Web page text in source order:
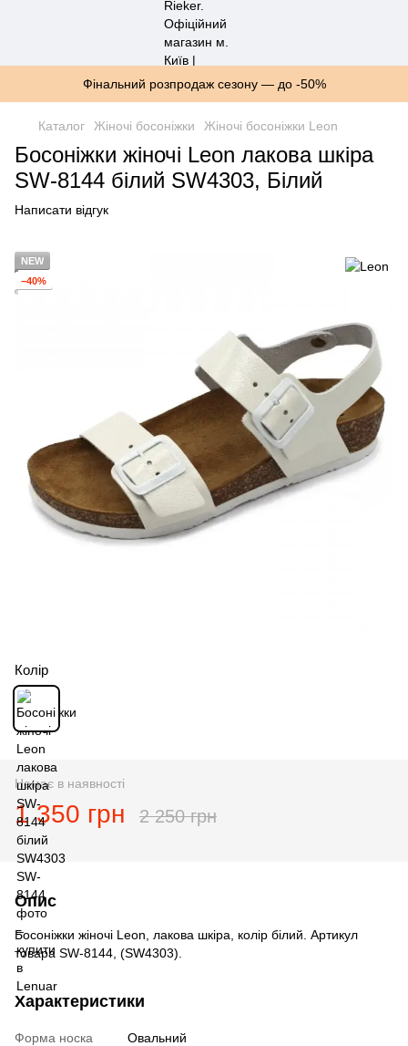
Фінальний розпродаж сезону — до -50%
Каталог Жіночі босоніжки Жіночі босоніжки Leon
Босоніжки жіночі Leon лакова шкіра
SW-8144 білий SW4303, Білий
Написати відгук
NEW
−40%
Колір
Немає в наявності
1 350 грн 2 250 грн
Опис
Босоніжки жіночі Leon, лакова шкіра, колір білий. Артикул
товара SW-8144, (SW4303).
Характеристики
Форма носка
Овальний